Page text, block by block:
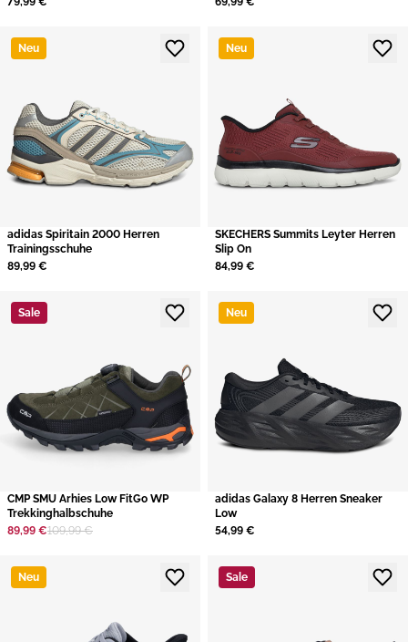
Neu
adidas Spiritain 2000 Herren
Trainingsschuhe
89,99 €
Neu
SKECHERS Summits Leyter Herren
Slip On
84,99 €
Sale
CMP SMU Arhies Low FitGo WP
Trekkinghalbschuhe
89,99 €109,99 €
Neu
adidas Galaxy 8 Herren Sneaker
Low
54,99 €
Neu Sale